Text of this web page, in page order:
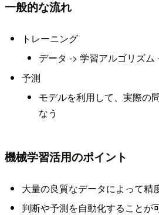
一般的な流れ
トレーニング
データ -> 学習アルゴリズム
予測
モデルを利用して、実際の
なう
機械学習活用のポイント
大量の良質なデータによって精
判断や予測を自動化することが